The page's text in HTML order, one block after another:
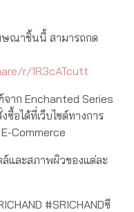
ษณาชิ้นนี้ สามารถกด
r/1R3cATcutt
าก Enchanted Series
ซื้อได้ที่เว็บไซต์ทางการ
Commerce
และสภาพผิวของแต่ละ
#SRICHANDซี